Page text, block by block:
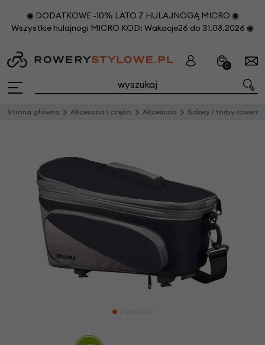
◉ DODATKOWE -10% LATO Z HULAJNOGĄ MICRO ◉
Wszystkie hulajnogi MICRO KOD: Wakacje26 do 31.08.2026 ◉
0
Strona główna Akcesoria i części Akcesoria Sakwy i torby